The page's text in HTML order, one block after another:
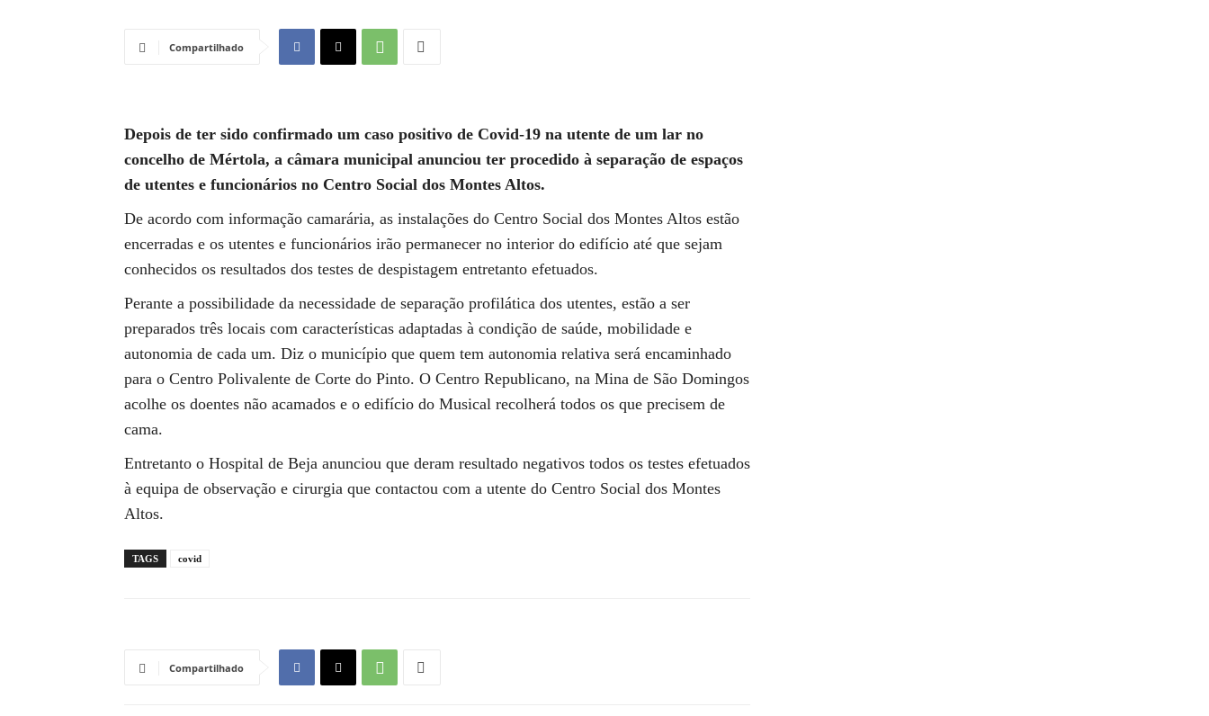
Compartilhado
Depois de ter sido confirmado um caso positivo de Covid-19 na utente de um lar no
concelho de Mértola, a câmara municipal anunciou ter procedido à separação de espaços
de utentes e funcionários no Centro Social dos Montes Altos.
De acordo com informação camarária, as instalações do Centro Social dos Montes Altos estão
encerradas e os utentes e funcionários irão permanecer no interior do edifício até que sejam
conhecidos os resultados dos testes de despistagem entretanto efetuados.
Perante a possibilidade da necessidade de separação profilática dos utentes, estão a ser
preparados três locais com características adaptadas à condição de saúde, mobilidade e
autonomia de cada um. Diz o município que quem tem autonomia relativa será encaminhado
para o Centro Polivalente de Corte do Pinto. O Centro Republicano, na Mina de São Domingos
acolhe os doentes não acamados e o edifício do Musical recolherá todos os que precisem de
cama.
Entretanto o Hospital de Beja anunciou que deram resultado negativos todos os testes efetuados
à equipa de observação e cirurgia que contactou com a utente do Centro Social dos Montes
Altos.
TAGS covid
Compartilhado